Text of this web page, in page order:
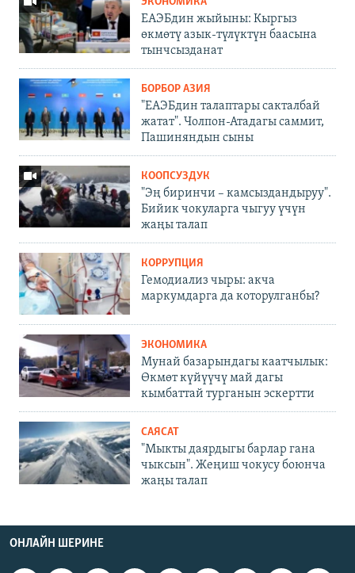
ЕАЭБдин жыйыны: Кыргыз
өкмөтү азык-түлүктүн баасына
тынчсызданат
БОРБОР АЗИЯ
"ЕАЭБдин талаптары сакталбай
жатат". Чолпон-Атадагы саммит,
Пашиняндын сыны
КООПСУЗДУК
"Эң биринчи – камсыздандыруу".
Бийик чокуларга чыгуу үчүн
жаңы талап
КОРРУПЦИЯ
Гемодиализ чыры: акча
маркумдарга да которулганбы?
ЭКОНОМИКА
Мунай базарындагы каатчылык:
Өкмөт күйүүчү май дагы
кымбаттай турганын эскертти
САЯСАТ
"Мыкты даярдыгы барлар гана
чыксын". Жеңиш чокусу боюнча
жаңы талап
ОНЛАЙН ШЕРИНЕ